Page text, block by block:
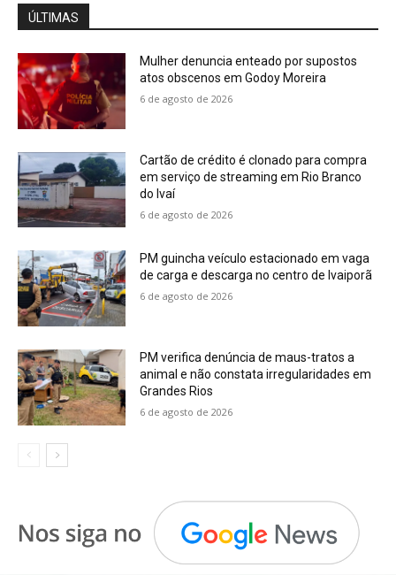
ÚLTIMAS
Mulher denuncia enteado por supostos
atos obscenos em Godoy Moreira
6 de agosto de 2026
Cartão de crédito é clonado para compra
em serviço de streaming em Rio Branco
do Ivaí
6 de agosto de 2026
PM guincha veículo estacionado em vaga
de carga e descarga no centro de Ivaiporã
6 de agosto de 2026
PM verifica denúncia de maus-tratos a
animal e não constata irregularidades em
Grandes Rios
6 de agosto de 2026